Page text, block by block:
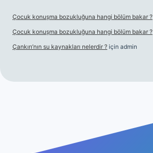
Çocuk konuşma bozukluğuna hangi bölüm bakar ?
Çocuk konuşma bozukluğuna hangi bölüm bakar ?
Çankırı’nın su kaynakları nelerdir ? için admin